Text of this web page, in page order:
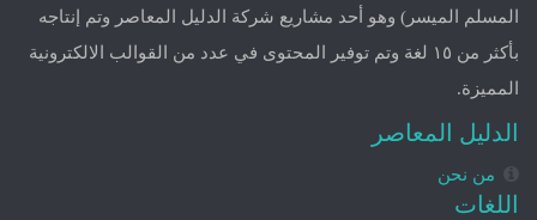
المسلم الميسر) وهو أحد مشاريع شركة الدليل المعاصر وتم إنتاجه
بأكثر من ١٥ لغة وتم توفير المحتوى في عدد من القوالب الالكترونية
المميزة.
الدليل المعاصر
من نحن
اللغات